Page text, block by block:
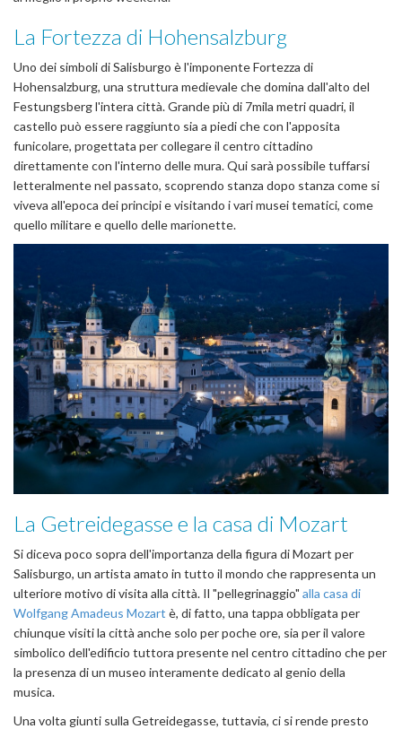
La Fortezza di Hohensalzburg
Uno dei simboli di Salisburgo è l'imponente Fortezza di
Hohensalzburg, una struttura medievale che domina dall'alto del
Festungsberg l'intera città. Grande più di 7mila metri quadri, il
castello può essere raggiunto sia a piedi che con l'apposita
funicolare, progettata per collegare il centro cittadino
direttamente con l'interno delle mura. Qui sarà possibile tuffarsi
letteralmente nel passato, scoprendo stanza dopo stanza come si
viveva all'epoca dei principi e visitando i vari musei tematici, come
quello militare e quello delle marionette.
La Getreidegasse e la casa di Mozart
Si diceva poco sopra dell'importanza della figura di Mozart per
Salisburgo, un artista amato in tutto il mondo che rappresenta un
ulteriore motivo di visita alla città. Il "pellegrinaggio" alla casa di
Wolfgang Amadeus Mozart è, di fatto, una tappa obbligata per
chiunque visiti la città anche solo per poche ore, sia per il valore
simbolico dell'edificio tuttora presente nel centro cittadino che per
la presenza di un museo interamente dedicato al genio della
musica.
Una volta giunti sulla Getreidegasse, tuttavia, ci si rende presto